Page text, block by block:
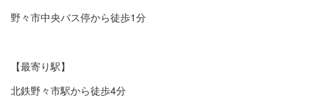
野々市中央バス停から徒歩1分
【最寄り駅】
北鉄野々市駅から徒歩4分